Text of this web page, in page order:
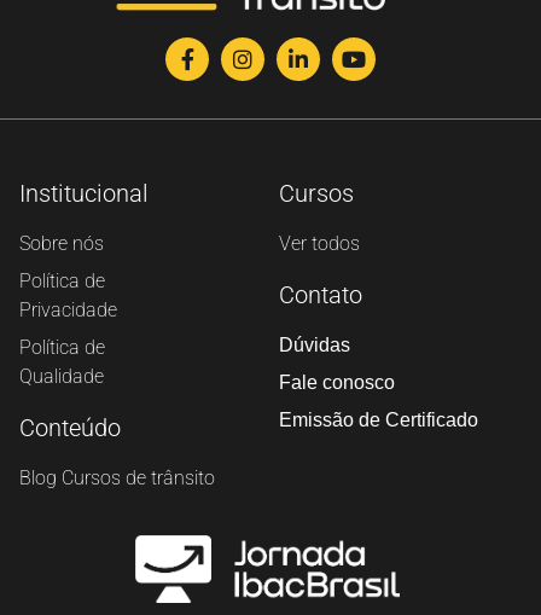
Institucional
Sobre nós
Política de
Privacidade
Política de
Qualidade
Conteúdo
Blog Cursos de trânsito
Cursos
Ver todos
Contato
Dúvidas
Fale conosco
Emissão de Certificado